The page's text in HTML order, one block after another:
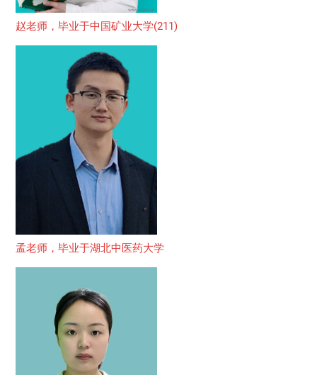
赵老师，毕业于中国矿业大学(211)
孟老师，毕业于湖北中医药大学